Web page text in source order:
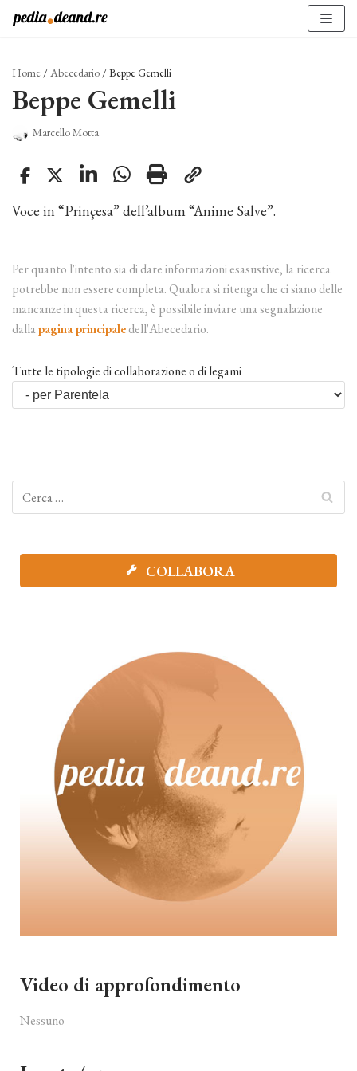
Vai
Home / Abecedario / Beppe Gemelli
Beppe Gemelli
Marcello Motta
Voce in “Prinçesa” dell’album “Anime Salve”.
Per quanto l'intento sia di dare informazioni esasustive, la ricerca
potrebbe non essere completa. Qualora si ritenga che ci siano delle
mancanze in questa ricerca, è possibile inviare una segnalazione
dallapagina principaledell'Abecedario.
Tutte le tipologie di collaborazione o di legami
COLLABORA
Video di approfondimento
Nessuno